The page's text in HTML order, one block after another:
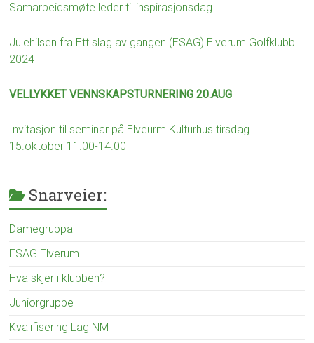
Samarbeidsmøte leder til inspirasjonsdag
Julehilsen fra Ett slag av gangen (ESAG) Elverum Golfklubb
2024
VELLYKKET VENNSKAPSTURNERING 20.AUG
Invitasjon til seminar på Elveurm Kulturhus tirsdag
15.oktober 11.00-14.00
Snarveier:
Damegruppa
ESAG Elverum
Hva skjer i klubben?
Juniorgruppe
Kvalifisering Lag NM